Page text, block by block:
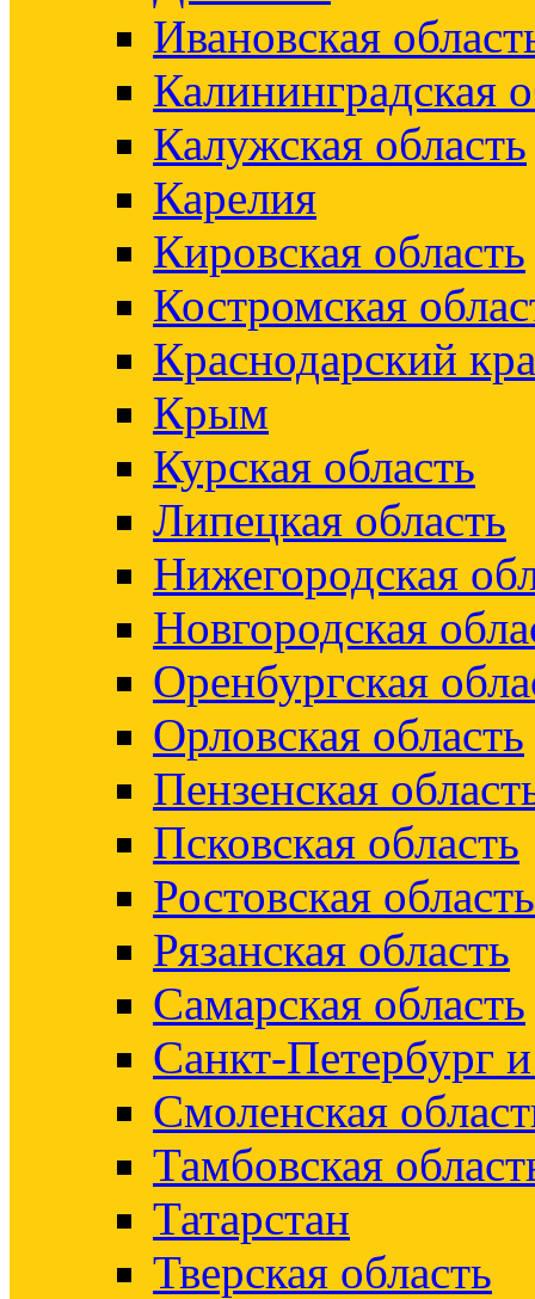
Ивановская
Калининградская
Калужская область
Карелия
Кировская область
Костромская
Краснодарский
Крым
Курская область
Липецкая область
Нижегородская
Новгородская
Оренбургская
Орловская область
Пензенская
Псковская область
Ростовская область
Рязанская область
Самарская область
Санкт-Петербург
Смоленская
Тамбовская
Татарстан
Тверская область